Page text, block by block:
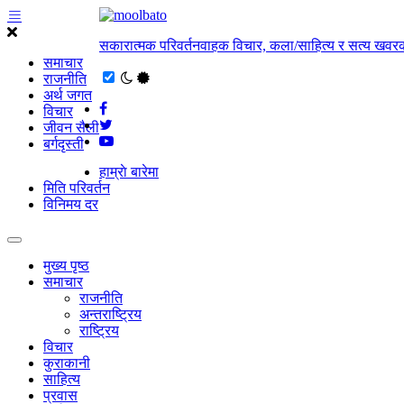
समाचार
राजनीति
अर्थ जगत
विचार
जीवन सैली
बर्गदृस्ती
सकारात्मक परिवर्तनवाहक विचार, कला/साहित्य र सत्य
हाम्राे बारेमा
मिति परिवर्तन
विनिमय दर
मुख्य पृष्ठ
समाचार
राजनीति
अन्तराष्ट्रिय
राष्ट्रिय
विचार
कुराकानी
साहित्य
प्रवास